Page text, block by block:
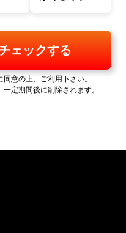
ェックする
同意の上、ご利用下さい。
定期間後に削除されます。